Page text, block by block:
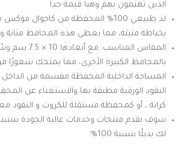
الذين تهتمون بهم وهيا قيمة جداً
لد طبيعي 100% المحفظة من
بخياطة متينة، مما يعطي هذه المحافظ متانة
بالمحافظ الكبيرة الأخرى، مما يمنحك
النقود الورقية مطبقة بها والاستغناء عن
كراتة ، أو كمحفظة مستقلة للكروت و النقود
لك بديلًا بنسبة 100%.